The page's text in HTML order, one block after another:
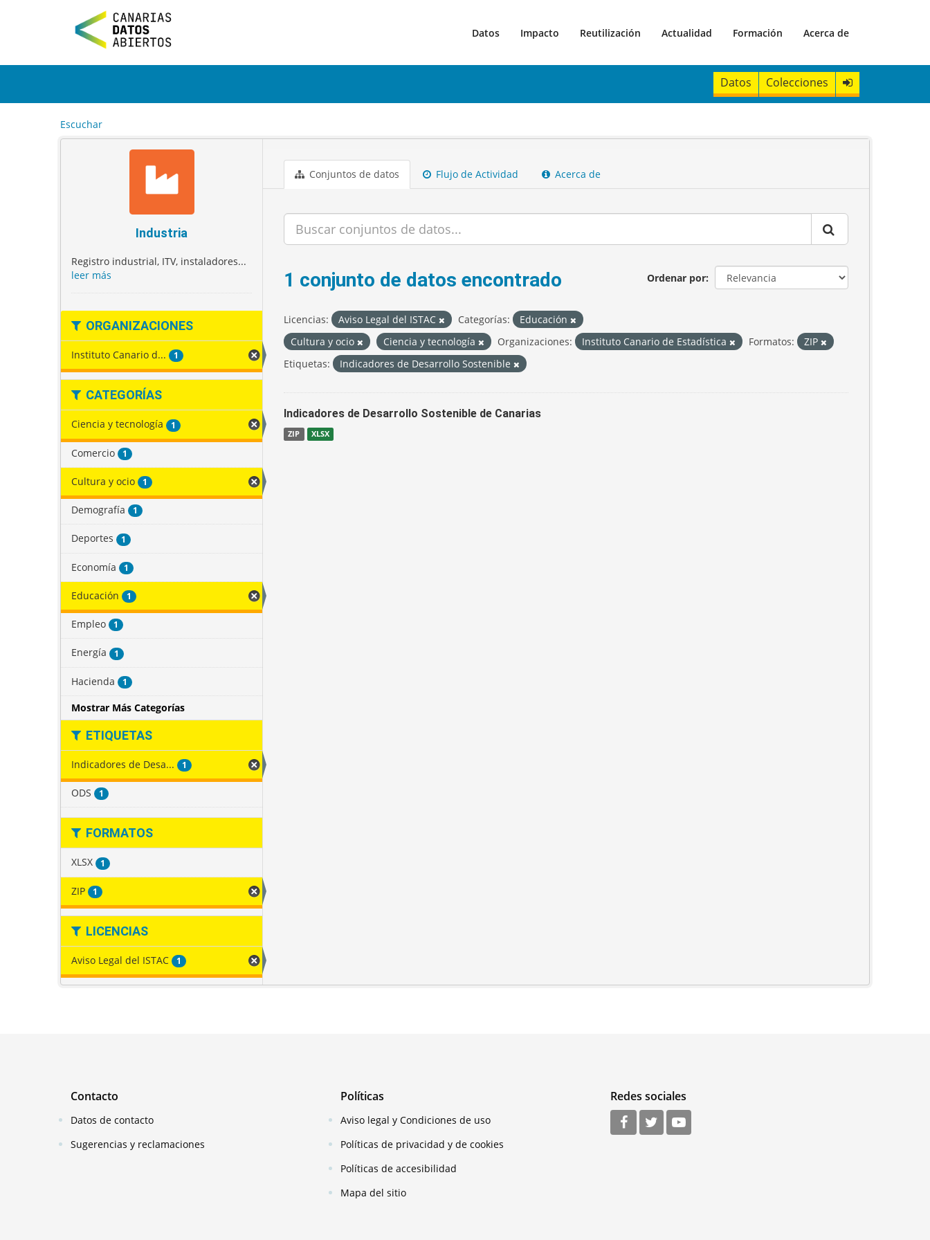
t
Datos Impacto Reutilización Actualidad Formación Acerca de
Datos Colecciones
Escuchar
Industria
Registro industrial, ITV, instaladores...
leer más
ORGANIZACIONES
Instituto Canario d... 1
CATEGORÍAS
Ciencia y tecnología 1
Comercio 1
Cultura y ocio 1
Demografía 1
Deportes 1
Economía 1
Educación 1
Empleo 1
Energía 1
Hacienda 1
Mostrar Más Categorías
ETIQUETAS
Indicadores de Desa... 1
ODS 1
FORMATOS
XLSX 1
ZIP 1
LICENCIAS
Aviso Legal del ISTAC 1
Conjuntos de datos Flujo de Actividad Acerca de
Ordenar por
1 conjunto de datos encontrado
Licencias: Aviso Legal del ISTAC Categorías:
Educación
Cultura y ocio
Ciencia y tecnología Organizaciones: Instituto Canario de Estadística Formatos:
ZIP
Etiquetas:
Indicadores de Desarrollo Sostenible
Indicadores de Desarrollo Sostenible de Canarias
ZIP XLSX
Contacto
Datos de contacto
Sugerencias y reclamaciones
Políticas
Aviso legal y Condiciones de uso
Políticas de privacidad y de cookies
Políticas de accesibilidad
Mapa del sitio
Redes sociales